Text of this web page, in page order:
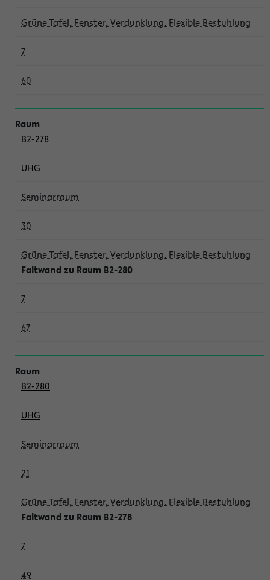
Grüne Tafel, Fenster, Verdunklung, Flexible Bestuhlung
7
60
B2-278
UHG
Seminarraum
30
Grüne Tafel, Fenster, Verdunklung, Flexible Bestuhlung
Faltwand zu Raum B2-280
7
67
B2-280
UHG
Seminarraum
21
Grüne Tafel, Fenster, Verdunklung, Flexible Bestuhlung
Faltwand zu Raum B2-278
7
49